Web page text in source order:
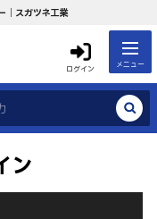
｜スガツネ工業
ログイン メニュー
ン